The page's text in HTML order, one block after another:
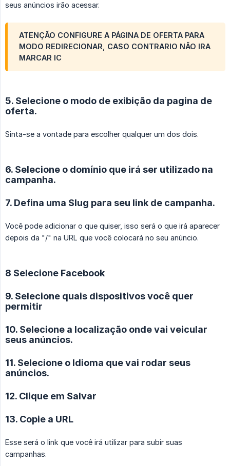
seus anúncios irão acessar.
ATENÇÃO CONFIGURE A PÁGINA DE OFERTA PARA
MODO REDIRECIONAR, CASO CONTRARIO NÃO IRA
MARCAR IC
5. Selecione o modo de exibição da pagina de
oferta.
Sinta-se a vontade para escolher qualquer um dos dois.
6. Selecione o domínio que irá ser utilizado na
campanha.
7. Defina uma Slug para seu link de campanha.
Você pode adicionar o que quiser, isso será o que irá aparecer
depois da "/" na URL que você colocará no seu anúncio.
8 Selecione Facebook
9. Selecione quais dispositivos você quer
permitir
10. Selecione a localização onde vai veicular
seus anúncios.
11. Selecione o Idioma que vai rodar seus
anúncios.
12. Clique em Salvar
13. Copie a URL
Esse será o link que você irá utilizar para subir suas
campanhas.